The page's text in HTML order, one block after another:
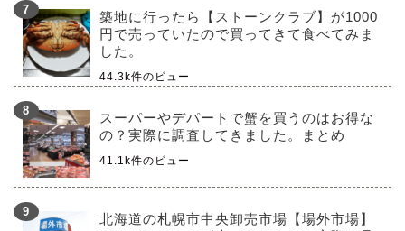
築地に行ったら【ストーンクラブ】が1000
円で売っていたので買ってきて食べてみま
した。
44.3k件のビュー
スーパーやデパートで蟹を買うのはお得な
の？実際に調査してきました。まとめ
41.1k件のビュー
北海道の札幌市中央卸売市場【場外市場】